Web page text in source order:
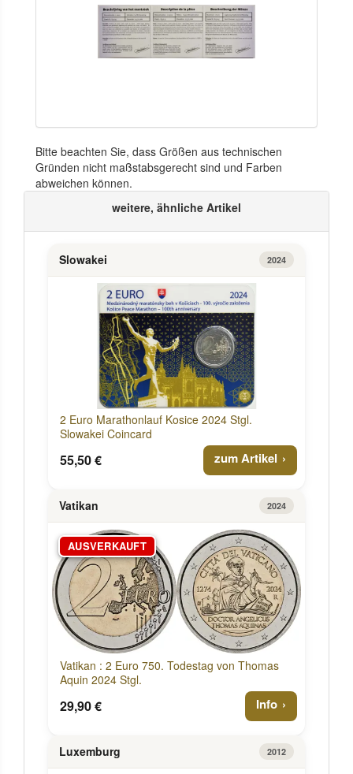
Bitte beachten Sie, dass Größen aus technischen
Gründen nicht maßstabsgerecht sind und Farben
abweichen können.
weitere, ähnliche Artikel
Slowakei 2024
2 Euro Marathonlauf Kosice 2024 Stgl.
Slowakei Coincard
55,50 € zum Artikel
Vatikan 2024
AUSVERKAUFT
Vatikan : 2 Euro 750. Todestag von Thomas
Aquin 2024 Stgl.
29,90 € Info
Luxemburg 2012